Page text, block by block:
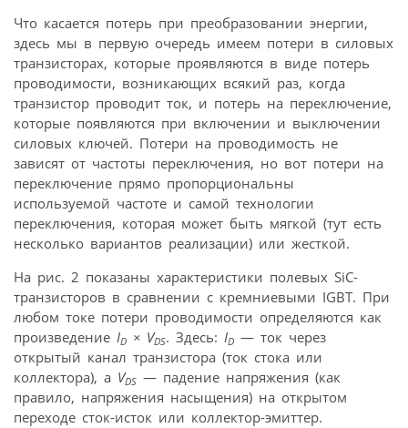
Что касается потерь при преобразовании энергии,
здесь мы в первую очередь имеем потери в силовых
транзисторах, которые проявляются в виде потерь
проводимости, возникающих всякий раз, когда
транзистор проводит ток, и потерь на переключение,
которые появляются при включении и выключении
силовых ключей. Потери на проводимость не
зависят от частоты переключения, но вот потери на
переключение прямо пропорциональны
используемой частоте и самой технологии
переключения, которая может быть мягкой (тут есть
несколько вариантов реализации) или жесткой.
На рис. 2 показаны характеристики полевых SiC-
транзисторов в сравнении с кремниевыми IGBT. При
любом токе потери проводимости определяются как
произведение ID × VDS. Здесь: ID — ток через
открытый канал транзистора (ток стока или
коллектора), а VDS — падение напряжения (как
правило, напряжения насыщения) на открытом
переходе сток-исток или коллектор-эмиттер.